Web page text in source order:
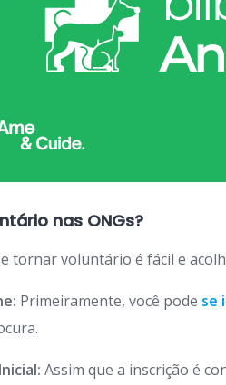
nas ONGs?
tornar voluntário é fácil e
Primeiramente, você pode se
Assim que a inscrição é